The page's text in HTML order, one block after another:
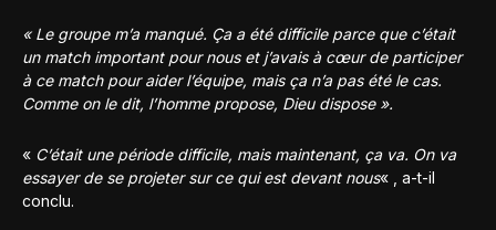
« Le groupe m’a manqué. Ça a été difficile parce que c’était
un match important pour nous et j’avais à cœur de participer
à ce match pour aider l’équipe, mais ça n’a pas été le cas.
Comme on le dit, l’homme propose, Dieu dispose ».
« C’était une période difficile, mais maintenant, ça va. On va
essayer de se projeter sur ce qui est devant nous« , a-t-il
conclu.